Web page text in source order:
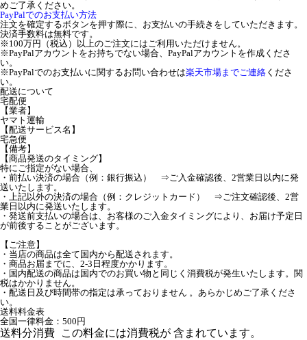
めご了承ください。
PayPalでのお支払い方法
注文を確定するボタンを押す際に、お支払いの手続きをしていただきます。
決済手数料は無料です。
※100万円（税込）以上のご注文にはご利用いただけません。
※PayPalアカウントをお持ちでない場合、PayPalアカウントを作成くださ
い。
※PayPalでのお支払いに関するお問い合わせは楽天市場までご連絡 くださ
い。
配送について
宅配便
【業者】
ヤマト運輸
【配送サービス名】
宅急便
【備考】
【商品発送のタイミング】
特にご指定がない場合、
・前払い決済の場合（例：銀行振込） ⇒ご入金確認後、2営業日以内に発
送いたします。
・上記以外の決済の場合（例：クレジットカード） ⇒ご注文確認後、2営
業日以内に発送いたします。
・発送前支払いの場合は、お客様のご入金タイミングにより、お届け予定日
が前後することがございます。
【ご注意】
・当店の商品は全て国内から配送されます。
・商品お届までに、2-3日程度かかります。
・国内配送の商品は国内でのお買い物と同じく消費税が発生いたします。関
税はかかりません。
・配送日及び時間帯の指定は承っておりません 。あらかじめご了承くださ
い。
送料料金表
全国一律料金：500円
送料分消費
この料金には消費税が 含まれています。